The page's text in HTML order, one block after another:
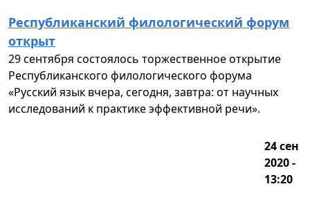
Республиканский филологический форум
открыт
29 сентября состоялось торжественное открытие
Республиканского филологического форума
«Русский язык вчера, сегодня, завтра: от научных
исследований к практике эффективной речи».
24 сен
2020 -
13:20